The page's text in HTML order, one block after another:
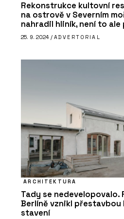
Rekonstrukce kultovní
na ostrově v Severním
nahradil hliník, není to ale
25. 9. 2024 / ADVERTORIAL
ARCHITEKTURA
Tady se nedevelopovalo.
Berlíně vznikl
stavení